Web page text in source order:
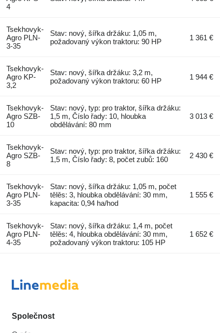
4
Tsekhovyk-
Agro PLN-
3-35
Stav: nový, šířka držáku: 1,05 m,
požadovaný výkon traktoru: 90 HP
1 361 €
Tsekhovyk-
Agro KP-
3,2
Stav: nový, šířka držáku: 3,2 m,
požadovaný výkon traktoru: 60 HP
1 944 €
Tsekhovyk-
Agro SZB-
10
Stav: nový, typ: pro traktor, šířka držáku:
1,5 m, Číslo řady: 10, hloubka
obdělávání: 80 mm
3 013 €
Tsekhovyk-
Agro SZB-
8
Stav: nový, typ: pro traktor, šířka držáku:
1,5 m, Číslo řady: 8, počet zubů: 160
2 430 €
Tsekhovyk-
Agro PLN-
3-35
Stav: nový, šířka držáku: 1,05 m, počet
tělěs: 3, hloubka obdělávání: 30 mm,
kapacita: 0,94 ha/hod
1 555 €
Tsekhovyk-
Agro PLN-
4-35
Stav: nový, šířka držáku: 1,4 m, počet
tělěs: 4, hloubka obdělávání: 30 mm,
požadovaný výkon traktoru: 105 HP
1 652 €
Společnost